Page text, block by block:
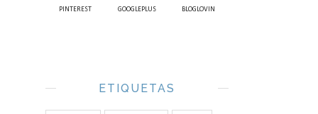
PINTEREST GOOGLEPLUS BLOGLOVIN
ETIQUETAS